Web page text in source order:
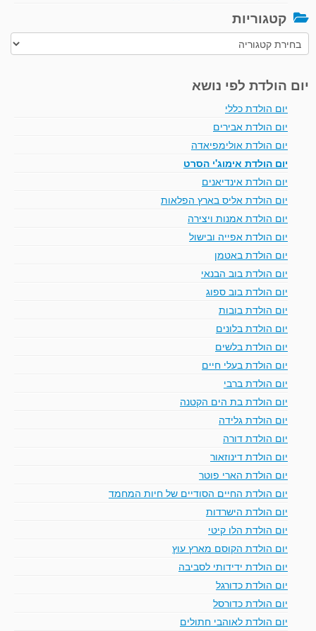
קטגוריות
קטגוריות
יום הולדת לפי נושא
יום הולדת כללי
יום הולדת אבירים
יום הולדת אולימפיאדה
יום הולדת אימוג'י הסרט
יום הולדת אינדיאנים
יום הולדת אליס בארץ הפלאות
יום הולדת אמנות ויצירה
יום הולדת אפייה ובישול
יום הולדת באטמן
יום הולדת בוב הבנאי
יום הולדת בוב ספוג
יום הולדת בובות
יום הולדת בלונים
יום הולדת בלשים
יום הולדת בעלי חיים
יום הולדת ברבי
יום הולדת בת הים הקטנה
יום הולדת גלידה
יום הולדת דורה
יום הולדת דינוזאור
יום הולדת הארי פוטר
יום הולדת החיים הסודיים של חיות המחמד
יום הולדת הישרדות
יום הולדת הלו קיטי
יום הולדת הקוסם מארץ עוץ
יום הולדת ידידותי לסביבה
יום הולדת כדורגל
יום הולדת כדורסל
יום הולדת לאוהבי חתולים